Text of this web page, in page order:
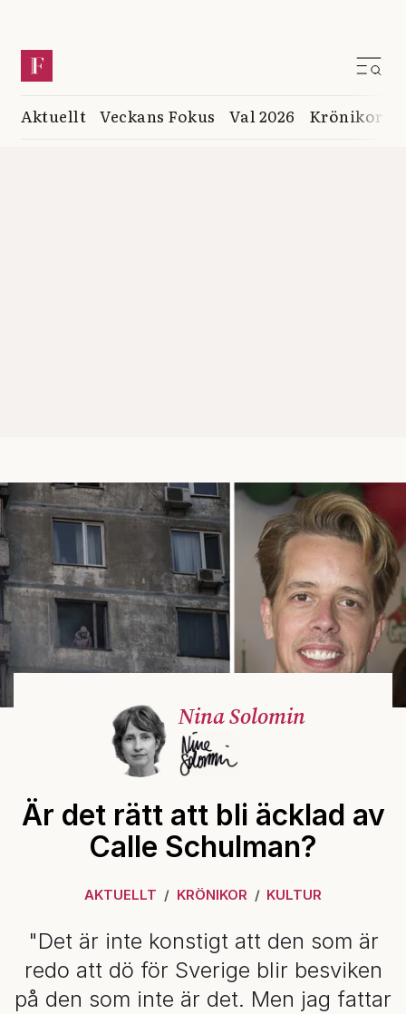
Aktuellt Veckans Fokus Val 2026 Krönikor
Nina Solomin
Är det rätt att bli äcklad av
Calle Schulman?
AKTUELLT KRÖNIKOR KULTUR
"Det är inte konstigt att den som är
redo att dö för Sverige blir besviken
på den som inte är det. Men jag fattar